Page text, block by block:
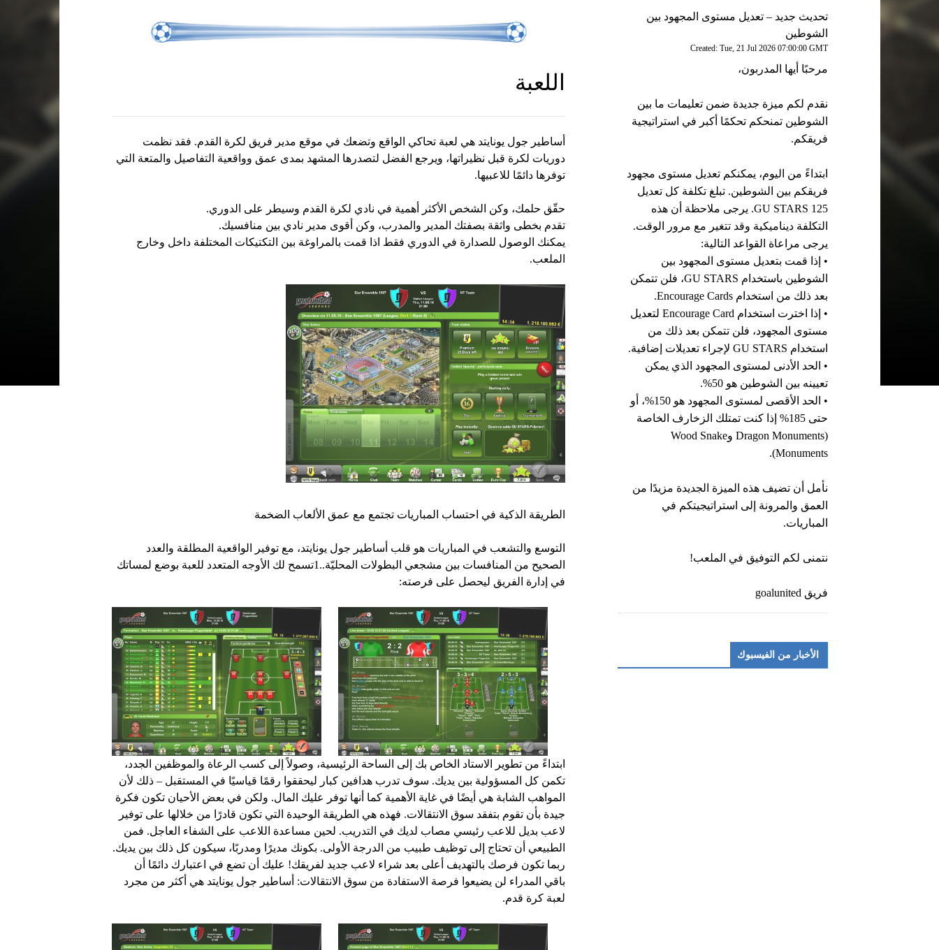
اللعبة
أساطير جول يونايتد هي لعبة تحاكي الواقع وتضعك في موقع مدير فريق لكرة القدم. فقد نظمت
دوريات لكرة قبل نظيراتها، ويرجع الفضل لتصدرها المشهد بمدى عمق وواقعية التفاصيل والمتعة التي
توفرها دائمًا للاعبيها.
حقّق حلمك، وكن الشخص الأكثر أهمية في نادي لكرة القدم وسيطر على الدوري.
تقدم بخطى واثقة بصفتك المدير والمدرب، وكن أقوى مدير نادي بين منافسيك.
يمكنك الوصول للصدارة في الدوري فقط اذا قمت بالمراوغة بين التكتيكات المختلفة داخل وخارج
الملعب.
الطريقة الذكية في احتساب المباريات تجتمع مع عمق الألعاب الضخمة
التوسع والتشعب في المباريات هو قلب أساطير جول يونايتد، مع توفير الواقعية المطلقة والعدد
الصحيح من المنافسات بين مشجعي البطولات المحليّة..1تسمح لك الأوجه المتعدد للعبة بوضع لمساتك
في إدارة الفريق ليحصل على فرصته:
ابتداءً من تطوير الاستاد الخاص بك إلى الساحة الرئيسية، وصولاً إلى كسب الرعاة والموظفين الجدد،
تكمن كل المسؤولية بين يديك. سوف تدرب هدافين كبار ليحققوا رقمًا قياسيًا في المستقبل – ذلك لأن
المواهب الشابة هي أيضًا في غاية الأهمية كما أنها توفر عليك المال. ولكن في بعض الأحيان تكون فكرة
جيدة بأن تقوم بتفقد سوق الانتقالات. فهذه هي الطريقة الوحيدة التي تكون قادرًا من خلالها على توفير
لاعب بديل للاعب رئيسي مصاب لديك في التدريب. لحين مساعدة اللاعب على الشفاء العاجل. فمن
الطبيعي أن تحتاج إلى توظيف طبيب من الدرجة الأولى. بكونك مديرًا ومدربًا، سيكون كل ذلك بين يديك.
ربما تكون فرصك بالتهديف أعلى بعد شراء لاعب جديد لفريقك! عليك أن تضع في اعتبارك دائمًا أن
باقي المدراء لن يضيعوا فرصة الاستفادة من سوق الانتقالات: أساطير جول يونايتد هي أكثر من مجرد
لعبة كرة قدم.
تحديث جديد – تعديل مستوى المجهود بين
الشوطين
Created: Tue, 21 Jul 2026 07:00:00 GMT
مرحبًا أيها المدربون،
نقدم لكم ميزة جديدة ضمن تعليمات ما بين
الشوطين تمنحكم تحكمًا أكبر في استراتيجية
فريقكم.
ابتداءً من اليوم، يمكنكم تعديل مستوى مجهود
فريقكم بين الشوطين. تبلغ تكلفة كل تعديل
125 GU STARS. يرجى ملاحظة أن هذه
التكلفة ديناميكية وقد تتغير مع مرور الوقت.
يرجى مراعاة القواعد التالية:
• إذا قمت بتعديل مستوى المجهود بين
الشوطين باستخدام GU STARS، فلن تتمكن
بعد ذلك من استخدام Encourage Cards.
• إذا اخترت استخدام Encourage Card لتعديل
مستوى المجهود، فلن تتمكن بعد ذلك من
استخدام GU STARS لإجراء تعديلات إضافية.
• الحد الأدنى لمستوى المجهود الذي يمكن
تعيينه بين الشوطين هو 50%.
• الحد الأقصى لمستوى المجهود هو 150%، أو
حتى 185% إذا كنت تمتلك الزخارف الخاصة
(Dragon Monuments وWood Snake
Monuments).
نأمل أن تضيف هذه الميزة الجديدة مزيدًا من
العمق والمرونة إلى استراتيجيتكم في
المباريات.
نتمنى لكم التوفيق في الملعب!
فريق goalunited
الأخبار من الفيسبوك